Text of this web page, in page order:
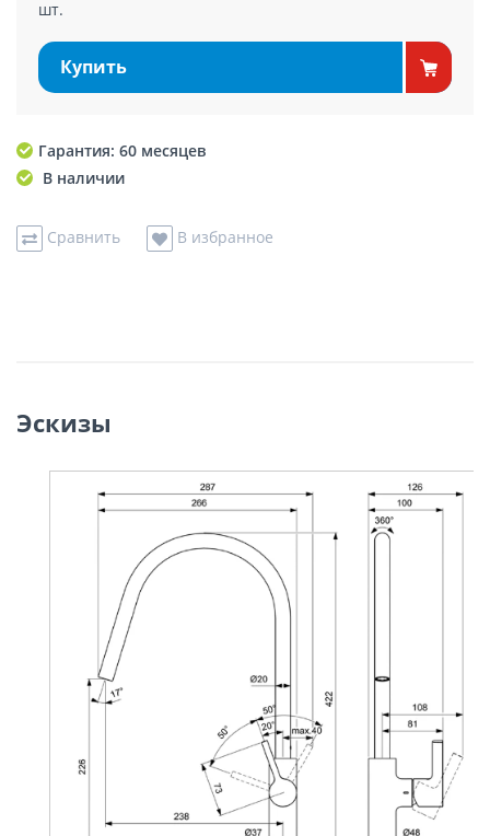
шт.
Купить
Гарантия: 60 месяцев
В наличии
Сравнить В избранное
Эскизы